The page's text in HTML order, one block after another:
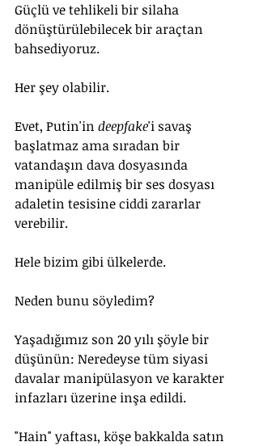
Güçlü ve tehlikeli bir silaha
dönüştürülebilecek bir araçtan
bahsediyoruz.
Her şey olabilir.
Evet, Putin'in deepfake'i savaş
başlatmaz ama sıradan bir
vatandaşın dava dosyasında
manipüle edilmiş bir ses dosyası
adaletin tesisine ciddi zararlar
verebilir.
Hele bizim gibi ülkelerde.
Neden bunu söyledim?
Yaşadığımız son 20 yılı şöyle bir
düşünün: Neredeyse tüm siyasi
davalar manipülasyon ve karakter
infazları üzerine inşa edildi.
"Hain" yaftası, köşe bakkalda satın